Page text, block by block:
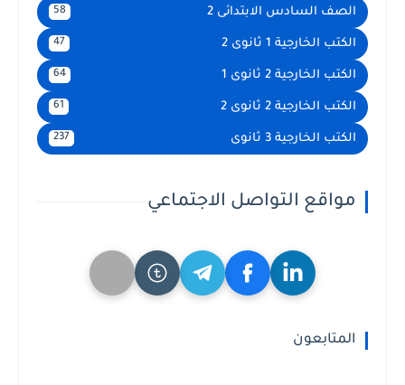
الصف السادس الابتدائى 2 58
الكتب الخارجية 1 ثانوى 2 47
الكتب الخارجية 2 ثانوى 1 64
الكتب الخارجية 2 ثانوى 2 61
الكتب الخارجية 3 ثانوى 237
مواقع التواصل الاجتماعي
المتابعون